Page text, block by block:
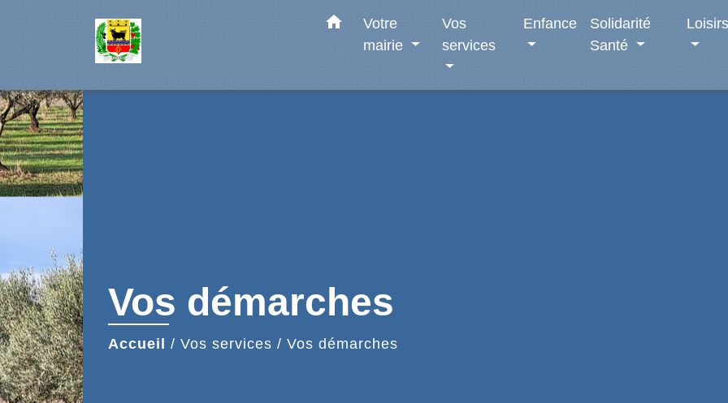
home
Votre
mairie
Vos
services
Enfance
Solidarité
Santé
Loisirs
Vos démarches
Accueil / Vos services / Vos démarches